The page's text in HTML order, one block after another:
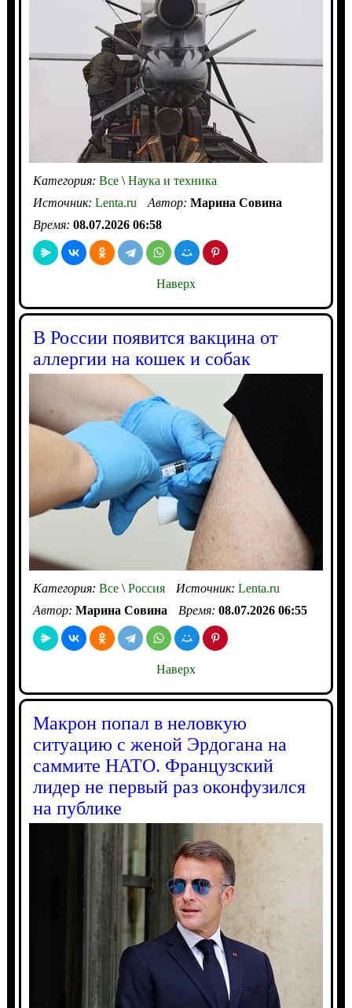
Категория: Все\Наука и техника
Источник: Lenta.ru Автор: Марина Совина
Время: 08.07.2026 06:58
Наверх
В России появится вакцина от
аллергии на кошек и собак
Категория: Все\Россия Источник: Lenta.ru
Автор: Марина Совина Время: 08.07.2026 06:55
Наверх
Макрон попал в неловкую
ситуацию с женой Эрдогана на
саммите НАТО. Французский
лидер не первый раз оконфузился
на публике